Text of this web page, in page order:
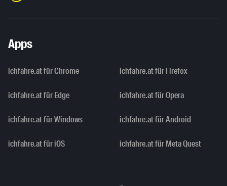
Apps
ichfahre.at für Chrome ichfahre.at für Firefox
ichfahre.at für Edge ichfahre.at für Opera
ichfahre.at für Windows ichfahre.at für Android
ichfahre.at für iOS ichfahre.at für Meta Quest